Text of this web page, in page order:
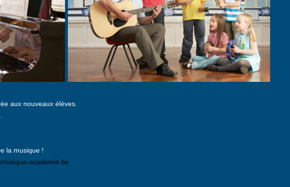
aux nouveaux élèves.
la musique !
academie.be